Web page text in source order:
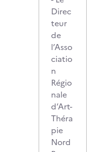
Direc
teur
de
l’Asso
ciatio
n
Régio
nale
d’Art-
Théra
pie
Nord